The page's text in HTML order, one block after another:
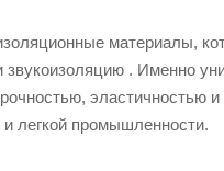
материалы,
звукоизоляцию . Именно
и легкой промышленности.